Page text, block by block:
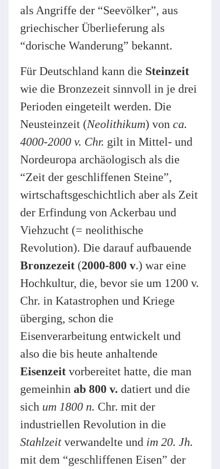
als Angriffe der “Seevölker”, aus
griechischer Überlieferung als
“dorische Wanderung” bekannt.
Für Deutschland kann die Steinzeit
wie die Bronzezeit sinnvoll in je drei
Perioden eingeteilt werden. Die
Neusteinzeit (Neolithikum) von ca.
4000-2000 v. Chr. gilt in Mittel- und
Nordeuropa archäologisch als die
“Zeit der geschliffenen Steine”,
wirtschaftsgeschichtlich aber als Zeit
der Erfindung von Ackerbau und
Viehzucht (= neolithische
Revolution). Die darauf aufbauende
Bronzezeit (2000-800 v.) war eine
Hochkultur, die, bevor sie um 1200 v.
Chr. in Katastrophen und Kriege
überging, schon die
Eisenverarbeitung entwickelt und
also die bis heute anhaltende
Eisenzeit vorbereitet hatte, die man
gemeinhin ab 800 v. datiert und die
sich um 1800 n. Chr. mit der
industriellen Revolution in die
Stahlzeit verwandelte und im 20. Jh.
mit dem “geschliffenen Eisen” der